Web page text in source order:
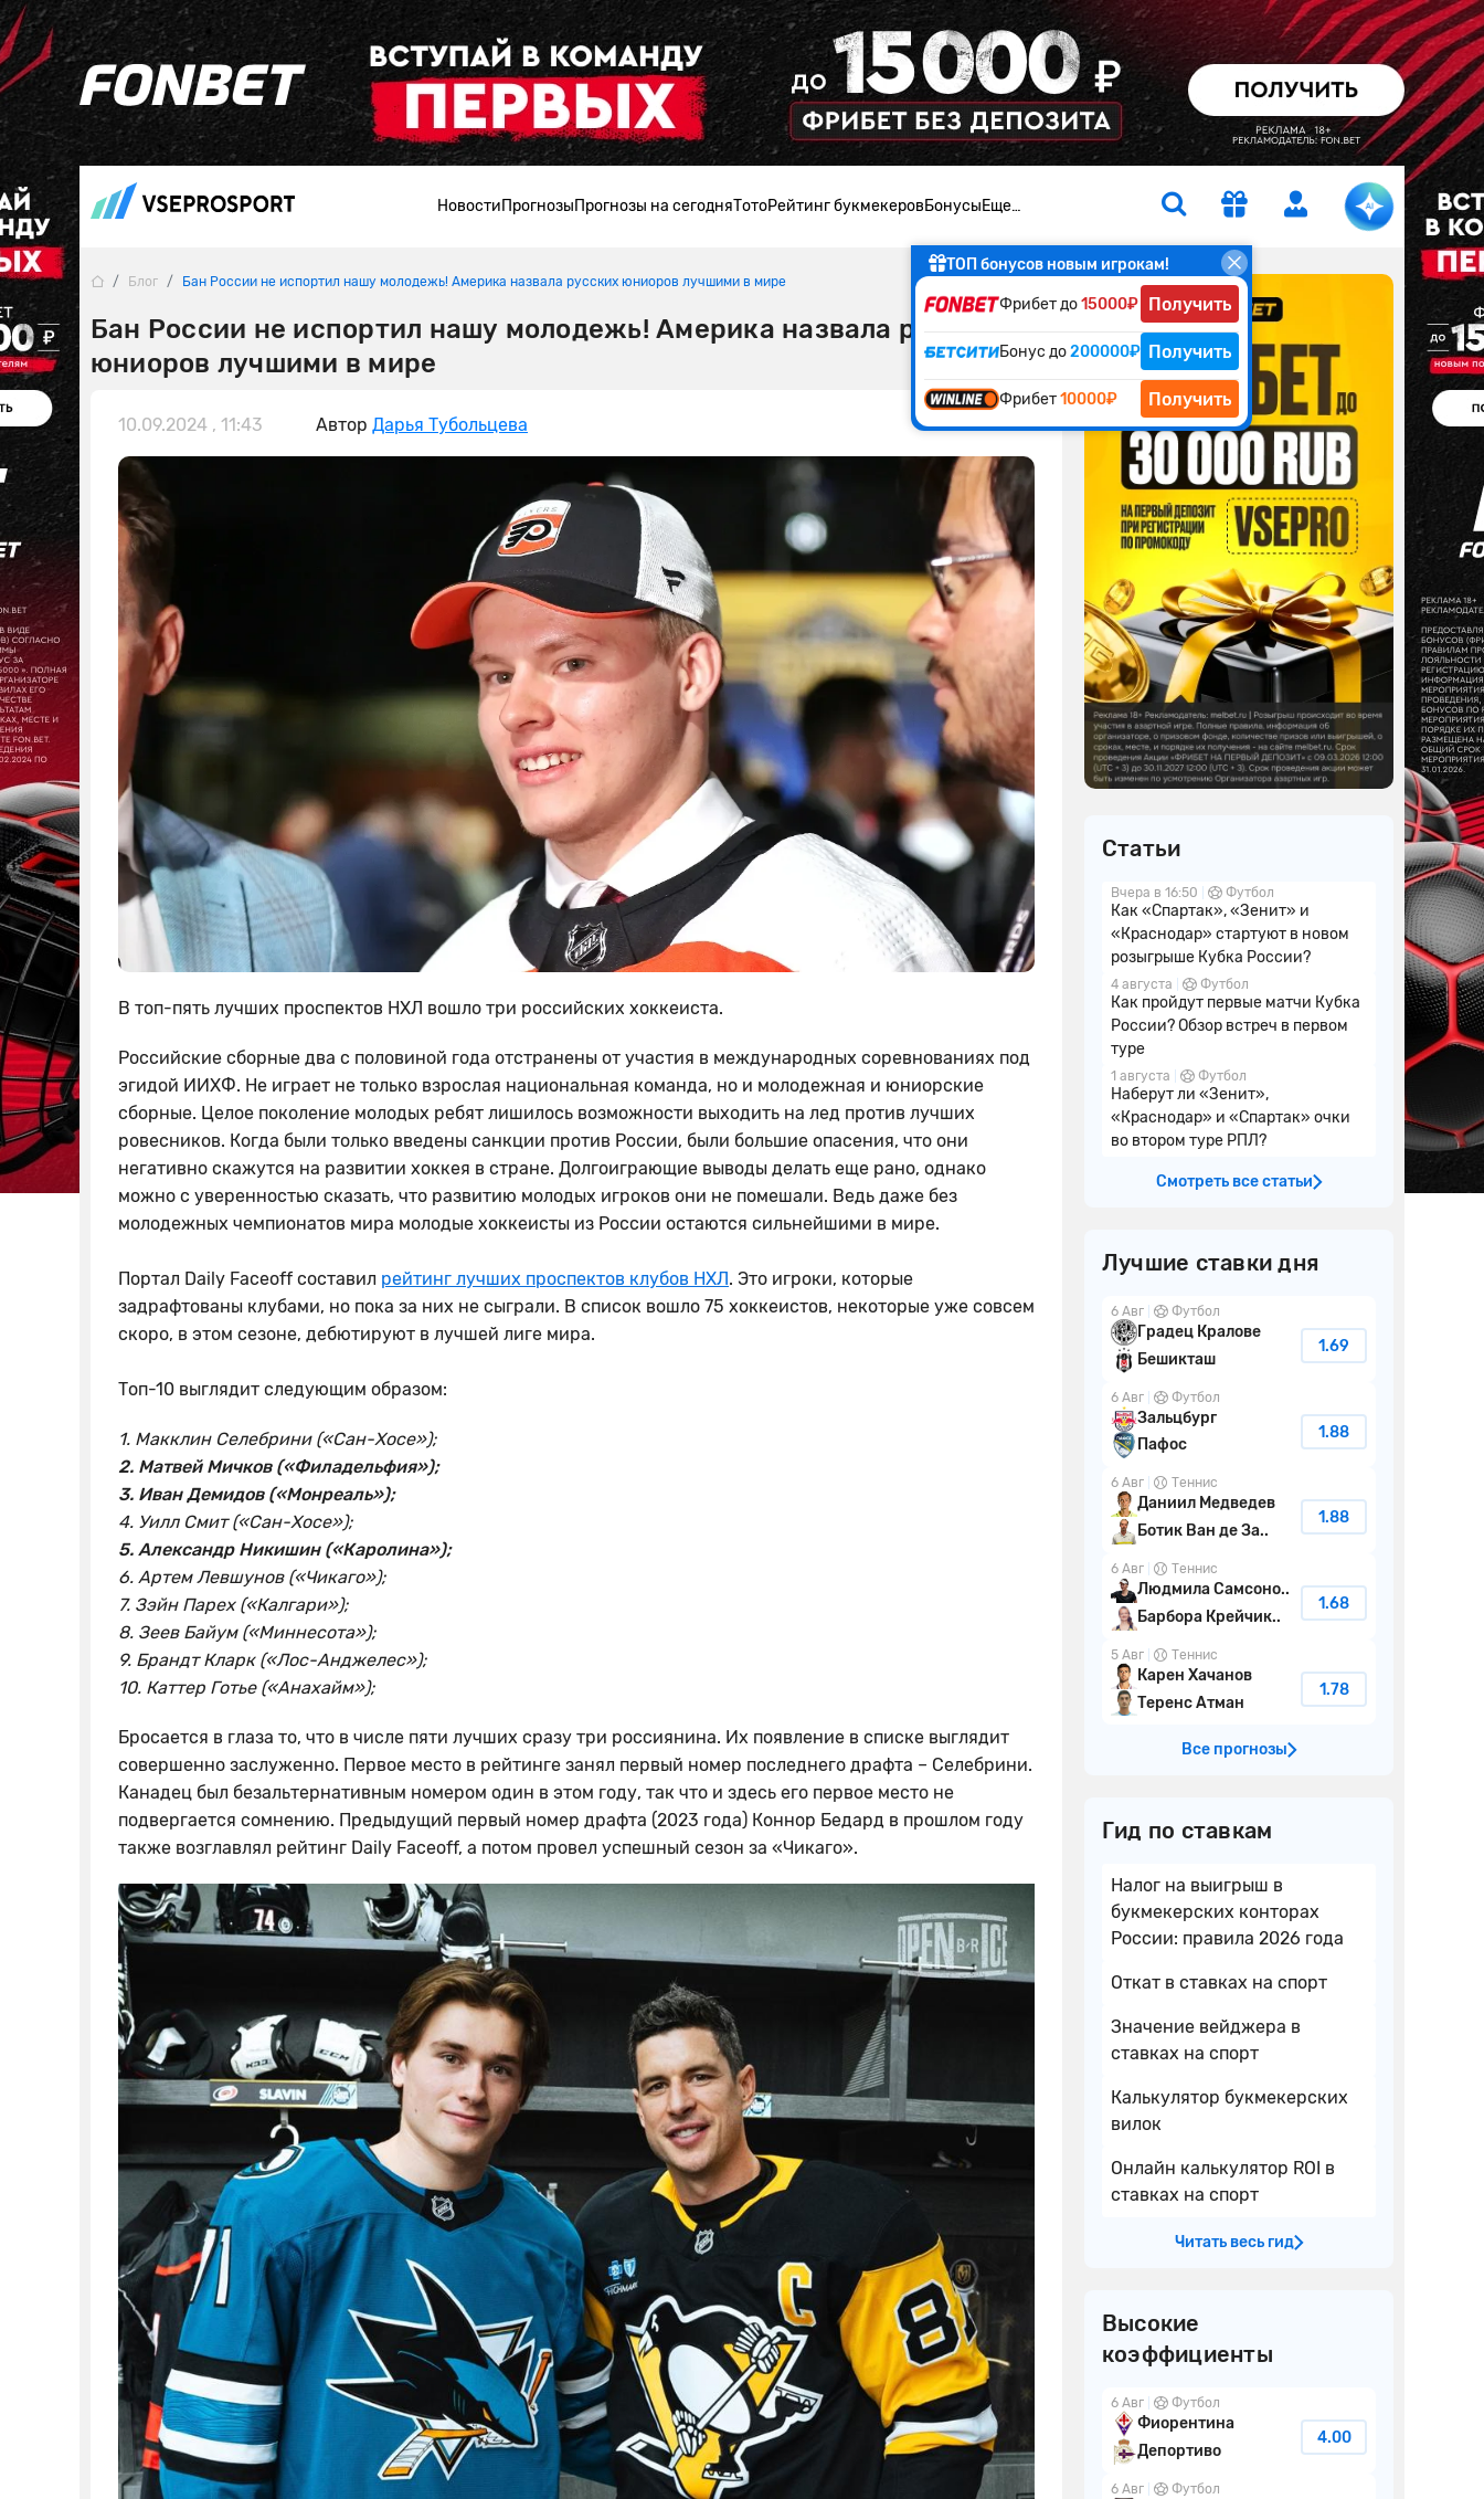
НовостиПрогнозыПрогнозы на сегодняТотоРейтинг букмекеровБонусыЕще…
ТОП бонусов новым игрокам!
Фрибет до15000₽ Получить
Бонус до200000₽ Получить
Фрибет10000₽ Получить
Бан России не испортил нашу молодежь! Америка назвала русских
юниоров лучшими в мире
Блог Бан России не испортил нашу молодежь! Америка назвала русских юниоров лучшими в мире
Автор Дарья Тубольцева
10.09.2024 , 11:43
В топ-пять лучших проспектов НХЛ вошло три российских хоккеиста.
Российские сборные два с половиной года отстранены от участия в международных соревнованиях под
эгидой ИИХФ. Не играет не только взрослая национальная команда, но и молодежная и юниорские
сборные. Целое поколение молодых ребят лишилось возможности выходить на лед против лучших
ровесников. Когда были только введены санкции против России, были большие опасения, что они
негативно скажутся на развитии хоккея в стране. Долгоиграющие выводы делать еще рано, однако
можно с уверенностью сказать, что развитию молодых игроков они не помешали. Ведь даже без
молодежных чемпионатов мира молодые хоккеисты из России остаются сильнейшими в мире.
Портал Daily Faceoff составил рейтинг лучших проспектов клубов НХЛ. Это игроки, которые
задрафтованы клубами, но пока за них не сыграли. В список вошло 75 хоккеистов, некоторые уже совсем
скоро, в этом сезоне, дебютируют в лучшей лиге мира.
Топ-10 выглядит следующим образом:
1. Макклин Селебрини («Сан-Хосе»);
2. Матвей Мичков («Филадельфия»);
3. Иван Демидов («Монреаль»);
4. Уилл Смит («Сан-Хосе»);
5. Александр Никишин («Каролина»);
6. Артем Левшунов («Чикаго»);
7. Зэйн Парех («Калгари»);
8. Зеев Байум («Миннесота»);
9. Брандт Кларк («Лос-Анджелес»);
10. Каттер Готье («Анахайм»);
Бросается в глаза то, что в числе пяти лучших сразу три россиянина. Их появление в списке выглядит
совершенно заслуженно. Первое место в рейтинге занял первый номер последнего драфта – Селебрини.
Канадец был безальтернативным номером один в этом году, так что и здесь его первое место не
подвергается сомнению. Предыдущий первый номер драфта (2023 года) Коннор Бедард в прошлом году
также возглавлял рейтинг Daily Faceoff, а потом провел успешный сезон за «Чикаго».
Статьи
Вчера в 16:50 Футбол
Как «Спартак», «Зенит» и
«Краснодар» стартуют в новом
розыгрыше Кубка России?
4 августа Футбол
Как пройдут первые матчи Кубка
России? Обзор встреч в первом
туре
1 августа Футбол
Наберут ли «Зенит»,
«Краснодар» и «Спартак» очки
во втором туре РПЛ?
Смотреть все статьи
Лучшие ставки дня
6 Авг Футбол
Градец Кралове
Бешикташ
1.69
6 Авг Футбол
Зальцбург
Пафос
1.88
6 Авг Теннис
Даниил Медведев
Ботик Ван де За..
1.88
6 Авг Теннис
Людмила Самсоно..
Барбора Крейчик..
1.68
5 Авг Теннис
Карен Хачанов
Теренс Атман
1.78
Все прогнозы
Гид по ставкам
Налог на выигрыш в
букмекерских конторах
России: правила 2026 года
Откат в ставках на спорт
Значение вейджера в
ставках на спорт
Калькулятор букмекерских
вилок
Онлайн калькулятор ROI в
ставках на спорт
Читать весь гид
Высокие
коэффициенты
6 Авг Футбол
Фиорентина
Депортиво
4.00
6 Авг Футбол